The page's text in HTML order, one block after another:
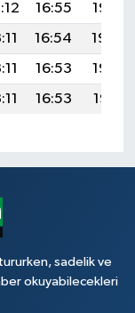
16:55
19:56
16:54
19:54
16:53
19:53
16:53 19:51
sadelik ve
okuyabilecekleri